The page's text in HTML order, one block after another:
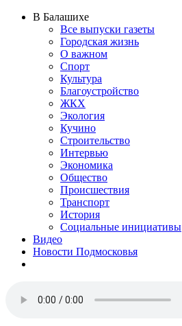
В Балашихе
Все выпуски газеты
Городская жизнь
О важном
Спорт
Культура
Благоустройство
ЖКХ
Экология
Кучино
Строительство
Интервью
Экономика
Общество
Происшествия
Транспорт
История
Социальные инициативы
Видео
Новости Подмосковья